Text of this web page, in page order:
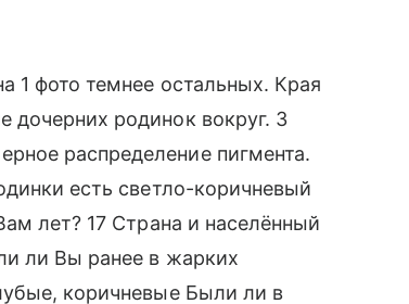
1 фото темнее остальных. Края
дочерних родинок вокруг. 3
распределение пигмента.
есть светло-коричневый
лет? 17 Страна и населённый
ли Вы ранее в жарких
коричневые Были ли в